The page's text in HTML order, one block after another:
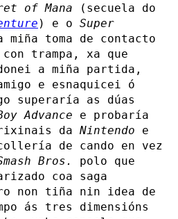
of Mana (secuela do
) e o Super
toma de contacto
trampa, xa que
a miña partida,
e esnaquicei ó
superaría as dúas
Advance e probaría
da Nintendo e
de cando en vez
Bros.
polo que
coa saga
non tiña nin idea de
ás tres dimensións